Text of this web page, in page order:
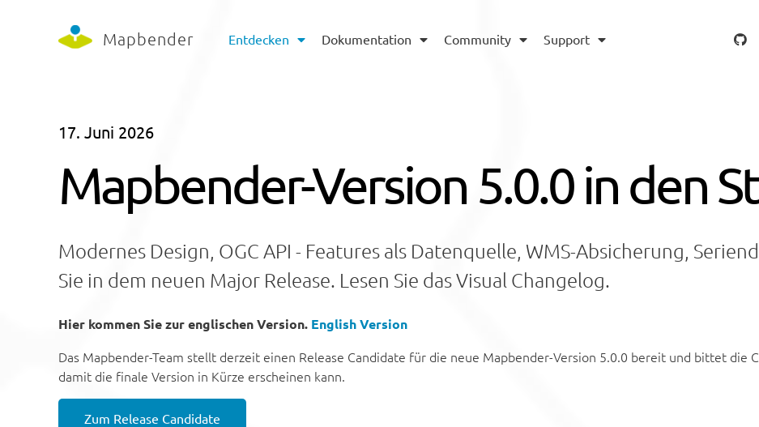
Mapbender Entdecken Dokumentation Community Support
17. Juni 2026
Mapbender-Version 5.0.0 in den
Modernes Design, OGC API - Features als Datenquelle, WMS-Absicherung,
Sie in dem neuen Major Release. Lesen Sie das Visual Changelog.
Hier kommen Sie zur englischen Version. English Version
Das Mapbender-Team stellt derzeit einen Release Candidate für die neue Mapbender-Version 5.0.0 bereit und bittet die
damit die finale Version in Kürze erscheinen kann.
Zum Release Candidate